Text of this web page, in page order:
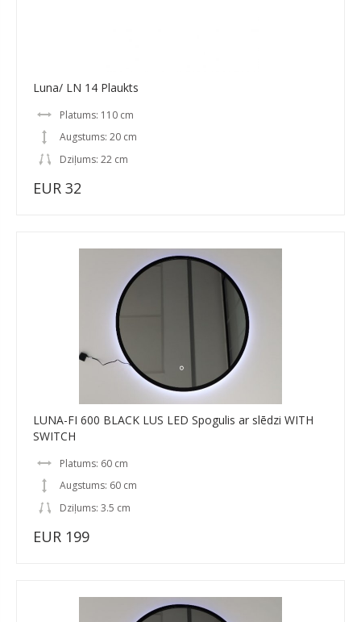
Luna/ LN 14 Plaukts
Platums: 110 cm
Augstums: 20 cm
Dziļums: 22 cm
EUR 32
LUNA-FI 600 BLACK LUS LED Spogulis ar slēdzi WITH
SWITCH
Platums: 60 cm
Augstums: 60 cm
Dziļums: 3.5 cm
EUR 199